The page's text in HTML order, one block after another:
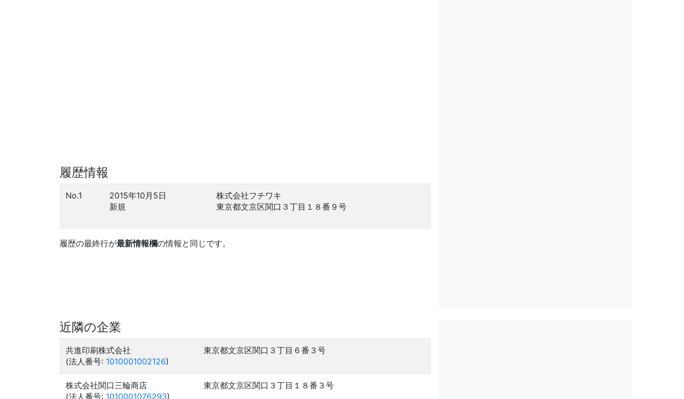
履歴情報
No.1
2015年10月5日
新規
株式会社フチワキ
東京都文京区関口３丁目１８番９号
履歴の最終行が最新情報欄の情報と同じです。
近隣の企業
共進印刷株式会社
(法人番号: 1010001002126)
東京都文京区関口３丁目６番３号
株式会社関口三輪商店
(法人番号: 1010001076293)
東京都文京区関口３丁目１８番３号